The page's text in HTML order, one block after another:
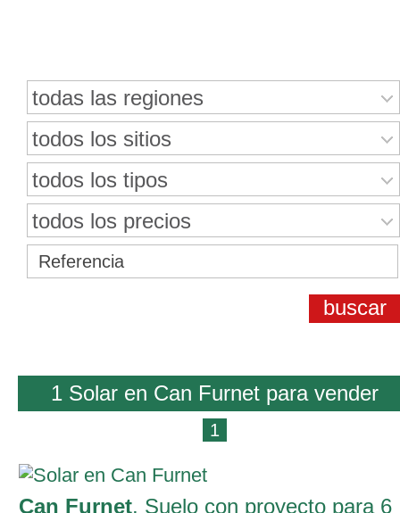
todas las regiones
todos los sitios
todos los tipos
todos los precios
1 Solar en Can Furnet para vender
1
Can Furnet, Suelo con proyecto para 6